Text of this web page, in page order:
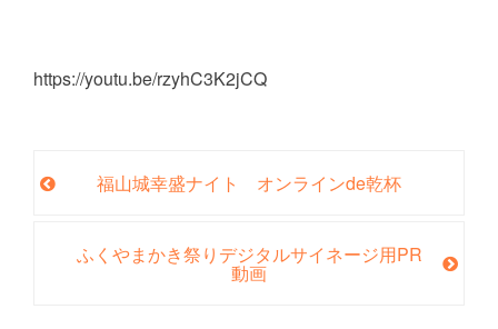
https://youtu.be/rzyhC3K2jCQ
福山城幸盛ナイト オンラインde乾杯
ふくやまかき祭りデジタルサイネージ用PR
動画